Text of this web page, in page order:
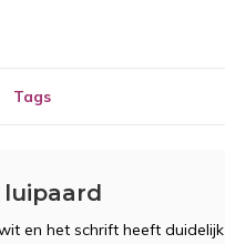
Tags
luipaard
en het schrift heeft duidelijk